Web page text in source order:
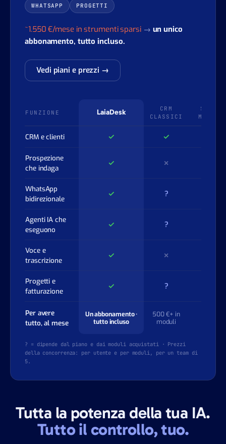
WHATSAPP PROGETTI
~1.550 €/mese in strumenti sparsi → un unico
abbonamento, tutto incluso.
Vedi piani e prezzi →
FUNZIONE LaiaDesk
CRM
CLASSICI
SUITE
CRM e clienti ✓ ✓
Prospezione
che indaga
✓ ✗
WhatsApp
bidirezionale
✓ ?
Agenti IA che
eseguono
✓ ?
Voce e
trascrizione
✓ ✗
Progetti e
fatturazione
✓ ?
Per avere
tutto, al mese
Un abbonamento ·
tutto incluso
500 €+ in
moduli
? = dipende dal piano e dai moduli acquistati · Prezzi
della concorrenza: per utente e per moduli, per un team di
5.
Tutta la potenza della tua IA.
Tutto il controllo, tuo.